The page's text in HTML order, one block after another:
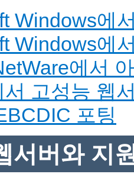
Windows에
Windows에
에서
고성능 웹
포팅
서버와 지